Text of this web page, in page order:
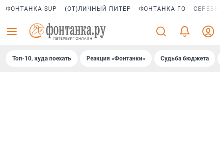
ФОНТАНКА SUP (ОТ)ЛИЧНЫЙ ПИТЕР ФОНТАНКА ГО
Топ-10, куда поехать Реакция «Фонтанки» Судьба бюджета